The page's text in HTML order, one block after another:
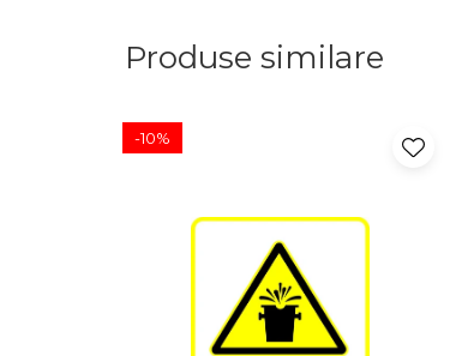
Produse similare
-10%